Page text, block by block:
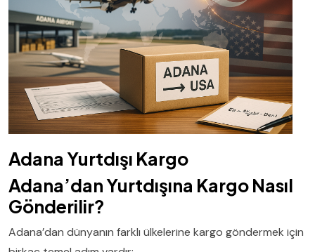
Adana Yurtdışı Kargo
Adana’dan Yurtdışına Kargo Nasıl
Gönderilir?
Adana’dan dünyanın farklı ülkelerine kargo göndermek için